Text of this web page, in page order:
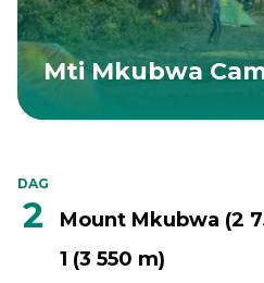
Mti Mkubwa
DAG
2
Mount Mkubwa (2
1 (3 550 m)